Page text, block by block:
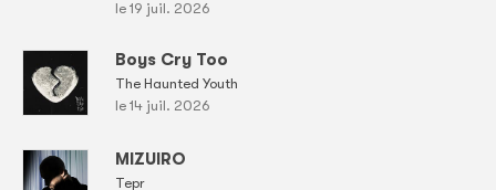
le 19 juil. 2026
Boys Cry Too
The Haunted Youth
le 14 juil. 2026
MIZUIRO
Tepr